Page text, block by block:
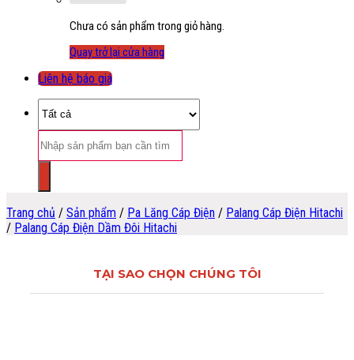
Chưa có sản phẩm trong giỏ hàng.
Quay trở lại cửa hàng
Liên hệ báo giá
kiếm:
Trang chủ / Sản phẩm / Pa Lăng Cáp Điện / Palang Cáp Điện Hitachi
/ Palang Cáp Điện Dầm Đôi Hitachi
TẠI SAO CHỌN CHÚNG TÔI